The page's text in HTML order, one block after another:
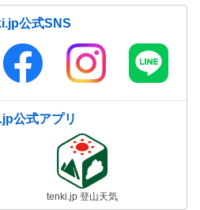
公式SNS
公式アプリ
tenki.jp 登山天気